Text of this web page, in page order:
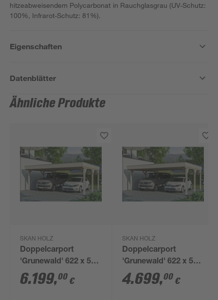
hitzeabweisendem Polycarbonat in Rauchglasgrau (UV-Schutz:
100%, Infrarot-Schutz: 81%).
Eigenschaften
Datenblätter
Ähnliche Produkte
SKAN HOLZ
Doppelcarport
'Grunewald' 622 x 554
cm naturfarben mit
EPDM-dach
6.199,00 €
SKAN HOLZ
Doppelcarport
'Grunewald' 622 x 554
cm naturfarben mit
Aluminiumdach
4.699,00 €